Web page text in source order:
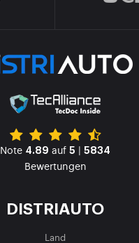
Note 4.89 auf 5 | 5834
Bewertungen
DISTRIAUTO
Land